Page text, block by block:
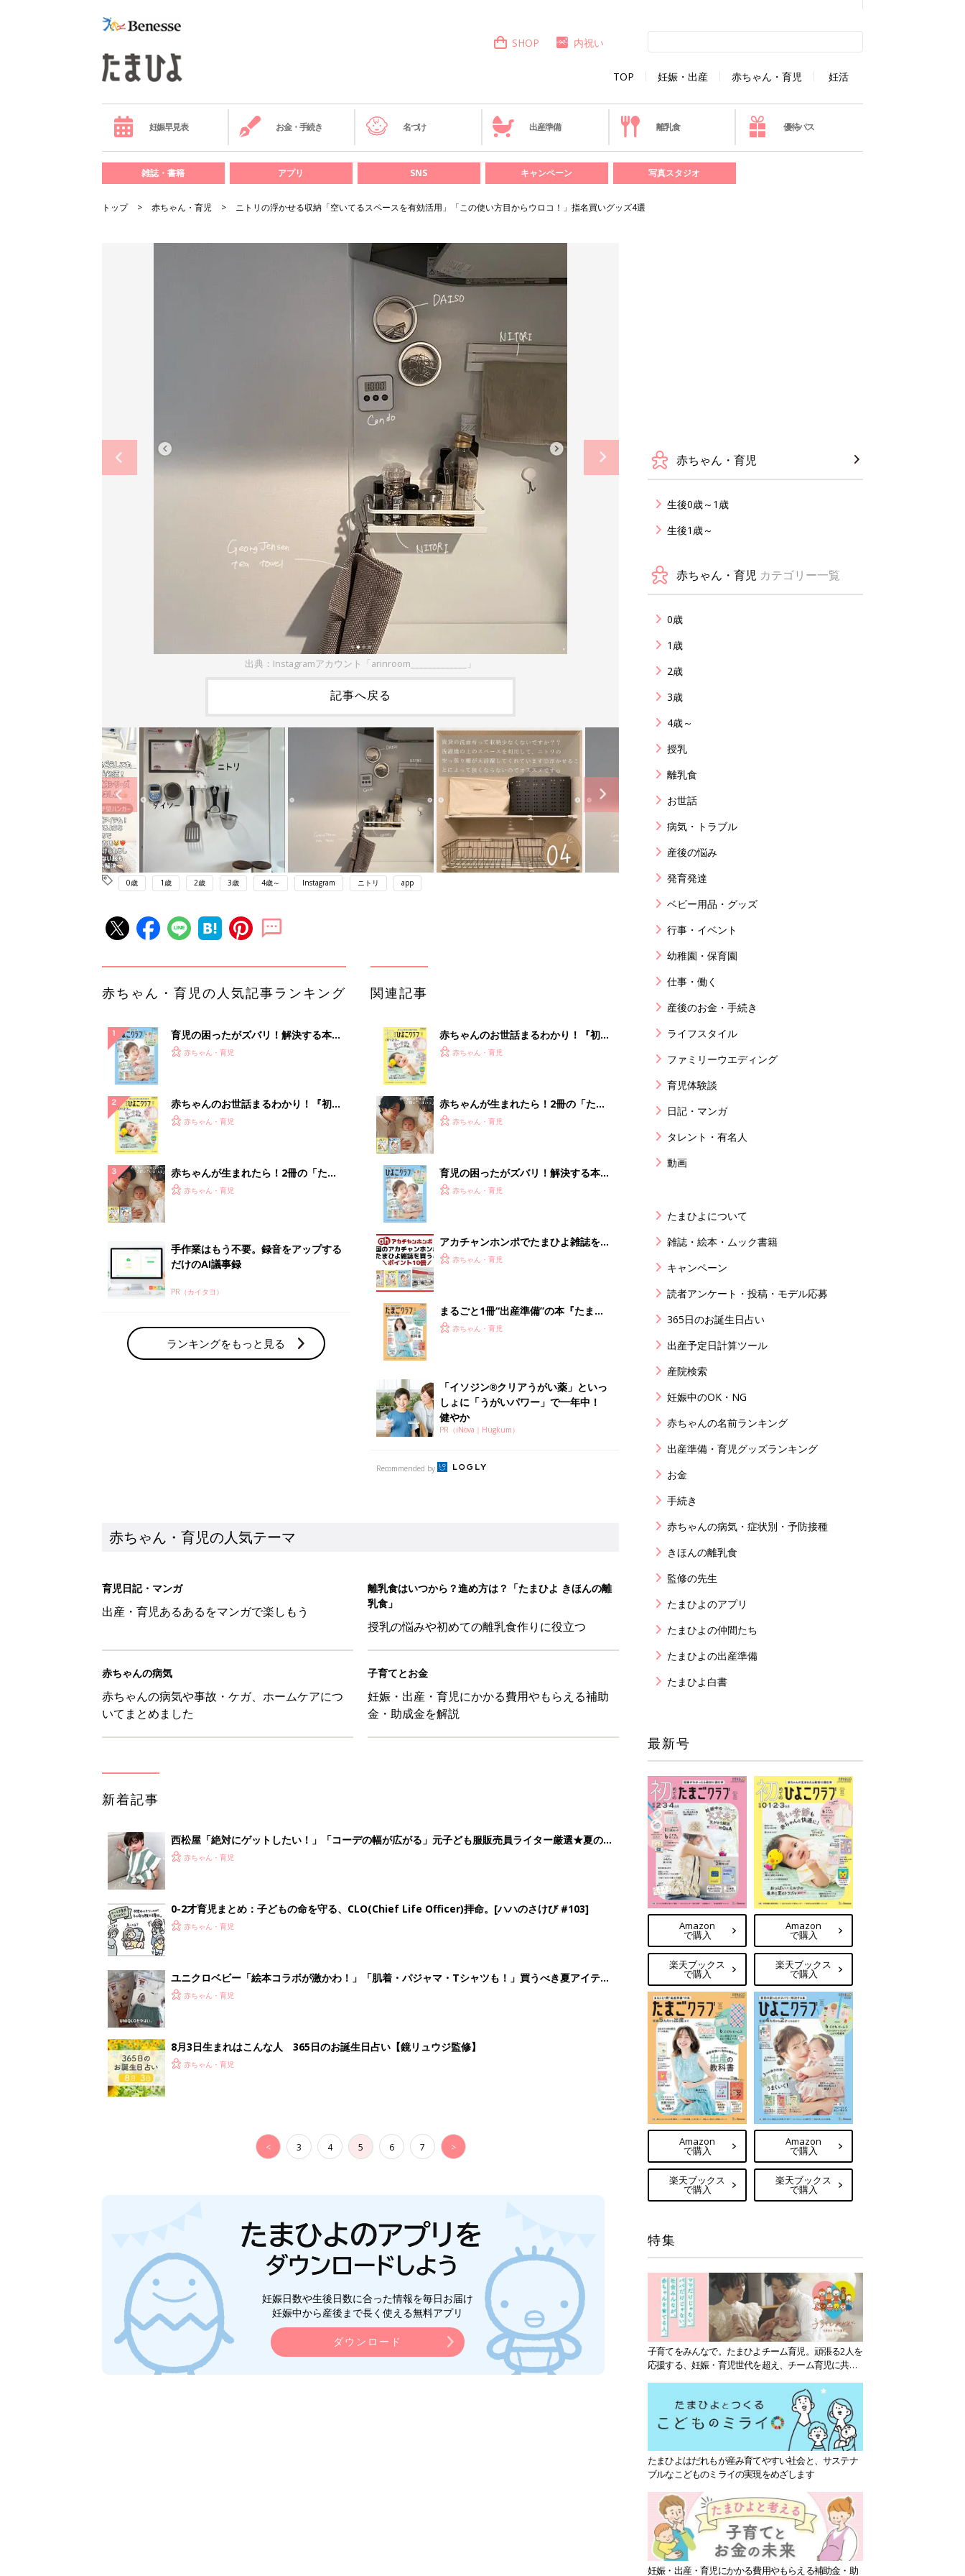
TOP 妊娠・出産 赤ちゃん・育児 妊活
SHOP 内祝い
妊娠早見表 お金・手続き 名づけ 出産準備 離乳食 優待パス
雑誌・書籍 アプリ SNS キャンペーン 写真スタジオ
トップ 赤ちゃん・育児 ニトリの浮かせる収納「空いてるスペースを有効活用」「この使い方目からウロコ！」指名買いグッズ4選
出典：Instagramアカウント「arinroom_____________」
記事へ戻る
0歳 1歳 2歳 3歳 4歳～ Instagram ニトリ app
赤ちゃん・育児の人気記事ランキング
育児の困ったがズバリ！解決する本
『ひよこクラブ 夏号』 4カ月～2才
赤ちゃん・育児
赤ちゃんのお世話まるわかり！『初め
てのひよこクラブ 夏号』〈巻頭大特
赤ちゃん・育児
赤ちゃんが生まれたら！2冊の「たま
ひよ」
赤ちゃん・育児
手作業はもう不要。録音をアップする
だけのAI議事録
PR（カイタヨ）
ランキングをもっと見る
関連記事
赤ちゃんのお世話まるわかり！『初め
てのひよこクラブ 夏号』〈巻頭大特
赤ちゃん・育児
赤ちゃんが生まれたら！2冊の「たま
ひよ」
赤ちゃん・育児
育児の困ったがズバリ！解決する本
『ひよこクラブ 夏号』 4カ月～2才
赤ちゃん・育児
アカチャンホンポでたまひよ雑誌を買
うとポイント10倍【期間限定】
赤ちゃん・育児
まるごと1冊“出産準備”の本『たまご
クラブ 夏号』〈スペシャル大特集〉
赤ちゃん・育児
「イソジン®クリアうがい薬」といっ
しょに「うがいパワー」で一年中！
健やか
PR（iNova｜Hugkum）
Recommended by
赤ちゃん・育児の人気テーマ
育児日記・マンガ
出産・育児あるあるをマンガで楽しもう
離乳食はいつから？進め方は？「たまひよ きほんの離
乳食」
授乳の悩みや初めての離乳食作りに役立つ
赤ちゃんの病気
赤ちゃんの病気や事故・ケガ、ホームケアにつ
いてまとめました
子育てとお金
妊娠・出産・育児にかかる費用やもらえる補助
金・助成金を解説
新着記事
西松屋「絶対にゲットしたい！」「コーデの幅が広がる」元子ども服販売員ライター厳選★夏のバ
ズりアイテム5選
赤ちゃん・育児
0-2才育児まとめ：子どもの命を守る、CLO(Chief Life Officer)拝命。[ハハのさけび #103]
赤ちゃん・育児
ユニクロベビー「絵本コラボが激かわ！」「肌着・パジャマ・Tシャツも！」買うべき夏アイテム
5選赤ちゃん・育児
8月3日生まれはこんな人 365日のお誕生日占い【鏡リュウジ監修】
赤ちゃん・育児
< 3 4 5 6 7 >
妊娠日数や生後日数に合った情報を毎日お届け
妊娠中から産後まで長く使える無料アプリ
ダウンロード
赤ちゃん・育児
生後0歳～1歳
生後1歳～
赤ちゃん・育児 カテゴリー一覧
0歳
1歳
2歳
3歳
4歳～
授乳
離乳食
お世話
病気・トラブル
産後の悩み
発育発達
ベビー用品・グッズ
行事・イベント
幼稚園・保育園
仕事・働く
産後のお金・手続き
ライフスタイル
ファミリーウエディング
育児体験談
日記・マンガ
タレント・有名人
動画
たまひよについて
雑誌・絵本・ムック書籍
キャンペーン
読者アンケート・投稿・モデル応募
365日のお誕生日占い
出産予定日計算ツール
産院検索
妊娠中のOK・NG
赤ちゃんの名前ランキング
出産準備・育児グッズランキング
お金
手続き
赤ちゃんの病気・症状別・予防接種
きほんの離乳食
監修の先生
たまひよのアプリ
たまひよの仲間たち
たまひよの出産準備
たまひよ白書
最新号
Amazon
で購入
楽天ブックス
で購入
Amazon
で購入
楽天ブックス
で購入
Amazon
で購入
楽天ブックス
で購入
Amazon
で購入
楽天ブックス
で購入
特集
子育てをみんなで。たまひよチーム育児。頑張る2人を
応援する、妊娠・育児世代を超え、チーム育児に共感
たまひよはだれもが産み育てやすい社会と、サステナ
ブルなこどものミライの実現をめざします
妊娠・出産・育児にかかる費用やもらえる補助金・助